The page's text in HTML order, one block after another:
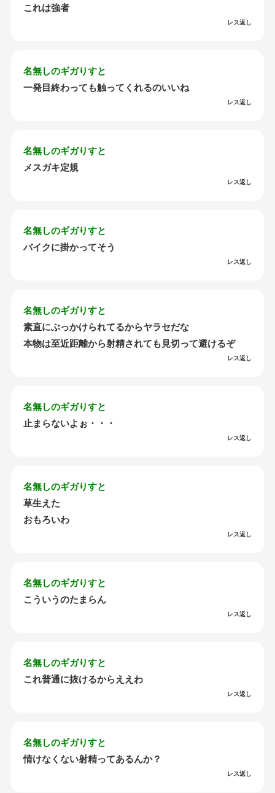
これは強者
レス返し
名無しのギガりすと
一発目終わっても触ってくれるのいいね
レス返し
名無しのギガりすと
メスガキ定規
レス返し
名無しのギガりすと
バイクに掛かってそう
レス返し
名無しのギガりすと
素直にぶっかけられてるからヤラセだな
本物は至近距離から射精されても見切って避けるぞ
レス返し
名無しのギガりすと
止まらないよぉ・・・
レス返し
名無しのギガりすと
草生えた
おもろいわ
レス返し
名無しのギガりすと
こういうのたまらん
レス返し
名無しのギガりすと
これ普通に抜けるからええわ
レス返し
名無しのギガりすと
情けなくない射精ってあるんか？
レス返し